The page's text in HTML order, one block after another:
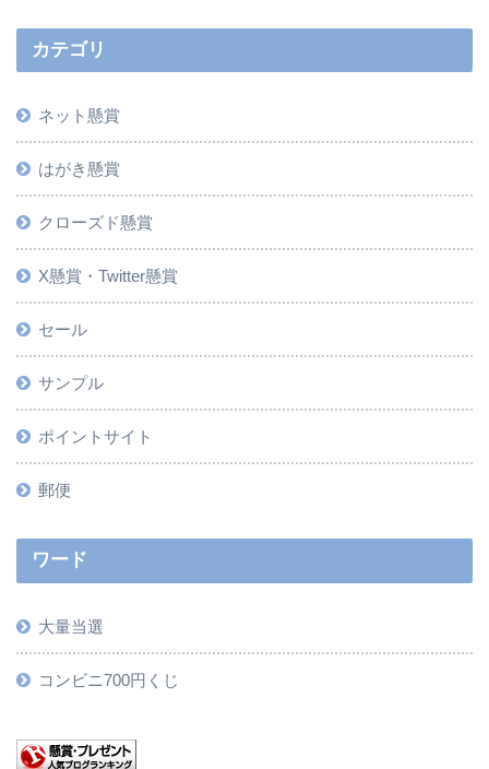
カテゴリ
ネット懸賞
はがき懸賞
クローズド懸賞
X懸賞・Twitter懸賞
セール
サンプル
ポイントサイト
郵便
ワード
大量当選
コンビニ700円くじ